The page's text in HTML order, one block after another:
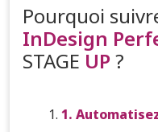
Pourquoi
InDesign
STAGE UP ?
1.